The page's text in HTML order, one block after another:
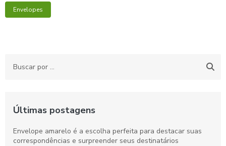
Envelopes
Últimas postagens
Envelope amarelo é a escolha perfeita para destacar suas
correspondências e surpreender seus destinatários